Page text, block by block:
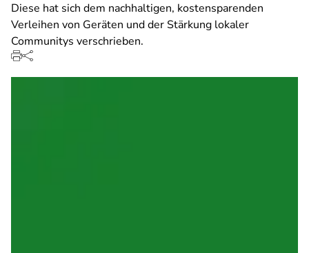
Diese hat sich dem nachhaltigen, kostensparenden
Verleihen von Geräten und der Stärkung lokaler
Communitys verschrieben.